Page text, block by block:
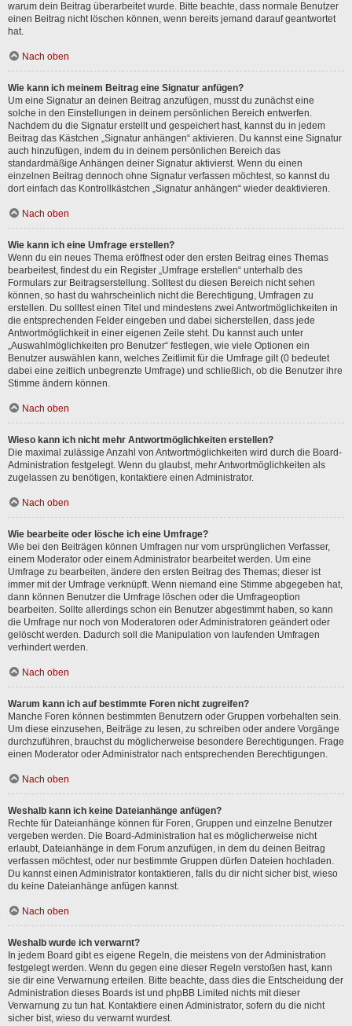
warum dein Beitrag überarbeitet wurde. Bitte beachte, dass normale Benutzer
einen Beitrag nicht löschen können, wenn bereits jemand darauf geantwortet
hat.
Nach oben
Wie kann ich meinem Beitrag eine Signatur anfügen?
Um eine Signatur an deinen Beitrag anzufügen, musst du zunächst eine
solche in den Einstellungen in deinem persönlichen Bereich entwerfen.
Nachdem du die Signatur erstellt und gespeichert hast, kannst du in jedem
Beitrag das Kästchen „Signatur anhängen“ aktivieren. Du kannst eine Signatur
auch hinzufügen, indem du in deinem persönlichen Bereich das
standardmäßige Anhängen deiner Signatur aktivierst. Wenn du einen
einzelnen Beitrag dennoch ohne Signatur verfassen möchtest, so kannst du
dort einfach das Kontrollkästchen „Signatur anhängen“ wieder deaktivieren.
Nach oben
Wie kann ich eine Umfrage erstellen?
Wenn du ein neues Thema eröffnest oder den ersten Beitrag eines Themas
bearbeitest, findest du ein Register „Umfrage erstellen“ unterhalb des
Formulars zur Beitragserstellung. Solltest du diesen Bereich nicht sehen
können, so hast du wahrscheinlich nicht die Berechtigung, Umfragen zu
erstellen. Du solltest einen Titel und mindestens zwei Antwortmöglichkeiten in
die entsprechenden Felder eingeben und dabei sicherstellen, dass jede
Antwortmöglichkeit in einer eigenen Zeile steht. Du kannst auch unter
„Auswahlmöglichkeiten pro Benutzer“ festlegen, wie viele Optionen ein
Benutzer auswählen kann, welches Zeitlimit für die Umfrage gilt (0 bedeutet
dabei eine zeitlich unbegrenzte Umfrage) und schließlich, ob die Benutzer ihre
Stimme ändern können.
Nach oben
Wieso kann ich nicht mehr Antwortmöglichkeiten erstellen?
Die maximal zulässige Anzahl von Antwortmöglichkeiten wird durch die Board-
Administration festgelegt. Wenn du glaubst, mehr Antwortmöglichkeiten als
zugelassen zu benötigen, kontaktiere einen Administrator.
Nach oben
Wie bearbeite oder lösche ich eine Umfrage?
Wie bei den Beiträgen können Umfragen nur vom ursprünglichen Verfasser,
einem Moderator oder einem Administrator bearbeitet werden. Um eine
Umfrage zu bearbeiten, ändere den ersten Beitrag des Themas; dieser ist
immer mit der Umfrage verknüpft. Wenn niemand eine Stimme abgegeben hat,
dann können Benutzer die Umfrage löschen oder die Umfrageoption
bearbeiten. Sollte allerdings schon ein Benutzer abgestimmt haben, so kann
die Umfrage nur noch von Moderatoren oder Administratoren geändert oder
gelöscht werden. Dadurch soll die Manipulation von laufenden Umfragen
verhindert werden.
Nach oben
Warum kann ich auf bestimmte Foren nicht zugreifen?
Manche Foren können bestimmten Benutzern oder Gruppen vorbehalten sein.
Um diese einzusehen, Beiträge zu lesen, zu schreiben oder andere Vorgänge
durchzuführen, brauchst du möglicherweise besondere Berechtigungen. Frage
einen Moderator oder Administrator nach entsprechenden Berechtigungen.
Nach oben
Weshalb kann ich keine Dateianhänge anfügen?
Rechte für Dateianhänge können für Foren, Gruppen und einzelne Benutzer
vergeben werden. Die Board-Administration hat es möglicherweise nicht
erlaubt, Dateianhänge in dem Forum anzufügen, in dem du deinen Beitrag
verfassen möchtest, oder nur bestimmte Gruppen dürfen Dateien hochladen.
Du kannst einen Administrator kontaktieren, falls du dir nicht sicher bist, wieso
du keine Dateianhänge anfügen kannst.
Nach oben
Weshalb wurde ich verwarnt?
In jedem Board gibt es eigene Regeln, die meistens von der Administration
festgelegt werden. Wenn du gegen eine dieser Regeln verstoßen hast, kann
sie dir eine Verwarnung erteilen. Bitte beachte, dass dies die Entscheidung der
Administration dieses Boards ist und phpBB Limited nichts mit dieser
Verwarnung zu tun hat. Kontaktiere einen Administrator, sofern du die nicht
sicher bist, wieso du verwarnt wurdest.